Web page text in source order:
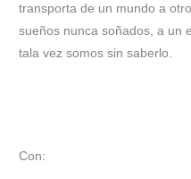
transporta de un mundo a
sueños nunca soñados, a un
tala vez somos sin saberlo.
Con: